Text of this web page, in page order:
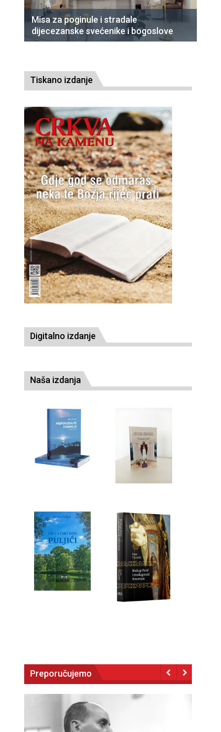
Misa za poginule i stradale
dijecezanske svećenike i bogoslove
Tiskano izdanje
Digitalno izdanje
Naša izdanja
Preporučujemo